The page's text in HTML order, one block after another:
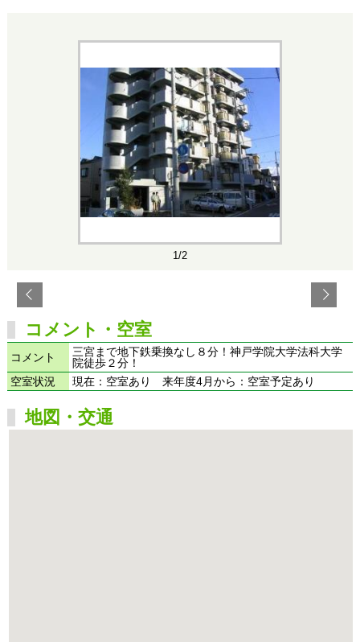
1/2
コメント・空室
コメント
三宮まで地下鉄乗換なし８分！神戸学院大学法科大学
院徒歩２分！
空室状況
現在：空室あり 来年度4月から：空室予定あり
地図・交通